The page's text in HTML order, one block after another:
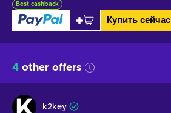
Best cashback
Купить сейчас
4 other offers
k2key